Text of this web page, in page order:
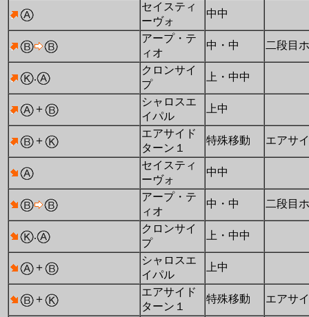
セイスティ
ーヴォ
中中
アープ・テ
ィオ
中・中 二段目
.
クロンサイ
プ
上・中中
＋
シャロスエ
イパル
上中
＋
エアサイド
ターン１
特殊移動 エアサ
セイスティ
ーヴォ
中中
アープ・テ
ィオ
中・中 二段目
.
クロンサイ
プ
上・中中
＋
シャロスエ
イパル
上中
＋
エアサイド
ターン１
特殊移動 エアサ